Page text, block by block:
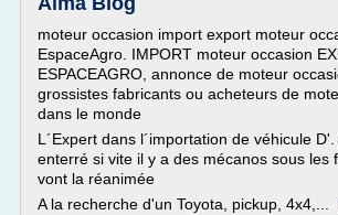
moteur occasion import export moteur
EspaceAgro. IMPORT moteur occasion
ESPACEAGRO, annonce de moteur
grossistes fabricants ou acheteurs de
dans le monde
L´Expert dans l´importation de véhicule
enterré si vite il y a des mécanos sous les
vont la réanimée
A la recherche d'un Toyota, pickup, 4x4,...